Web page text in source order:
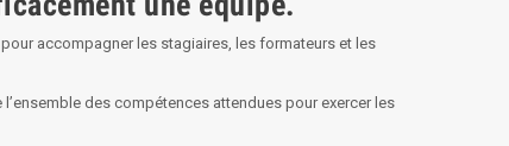
accompagner les stagiaires, les formateurs et les
des compétences attendues pour exercer les